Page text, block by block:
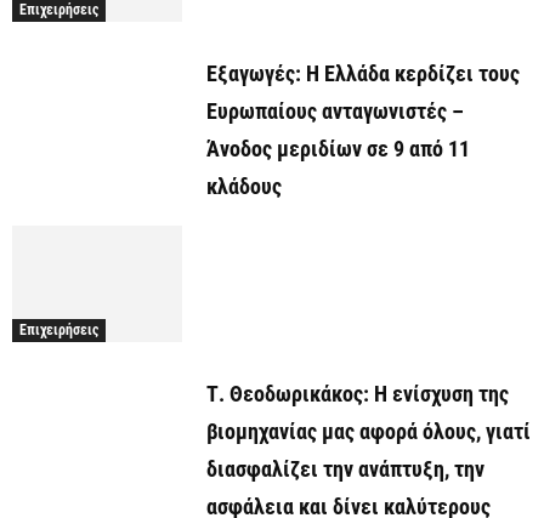
Επιχειρήσεις
Εξαγωγές: Η Ελλάδα κερδίζει τους
Ευρωπαίους ανταγωνιστές –
Άνοδος μεριδίων σε 9 από 11
κλάδους
Επιχειρήσεις
Τ. Θεοδωρικάκος: Η ενίσχυση της
βιομηχανίας μας αφορά όλους, γιατί
διασφαλίζει την ανάπτυξη, την
ασφάλεια και δίνει καλύτερους